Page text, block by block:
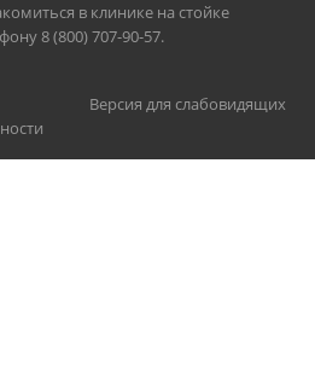
в клинике на стойке
8 (800) 707-90-57.
Версия для слабовидящих